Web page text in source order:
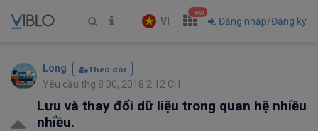
VI
new
Đăng nhập/Đăng ký
Long Theo dõi
Yêu cầu thg 8 30, 2018 2:12 CH
Lưu và thay đổi dữ liệu trong quan hệ nhiều
nhiều.